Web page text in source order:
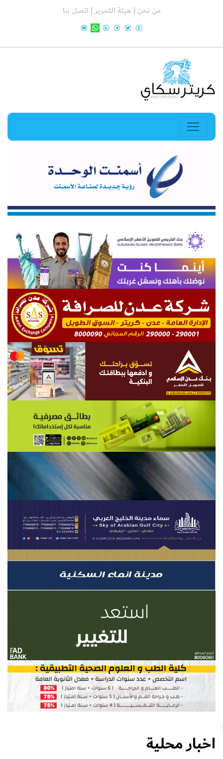
من نحن | هيئة التحرير | اتصل بنا
اخبار محلية